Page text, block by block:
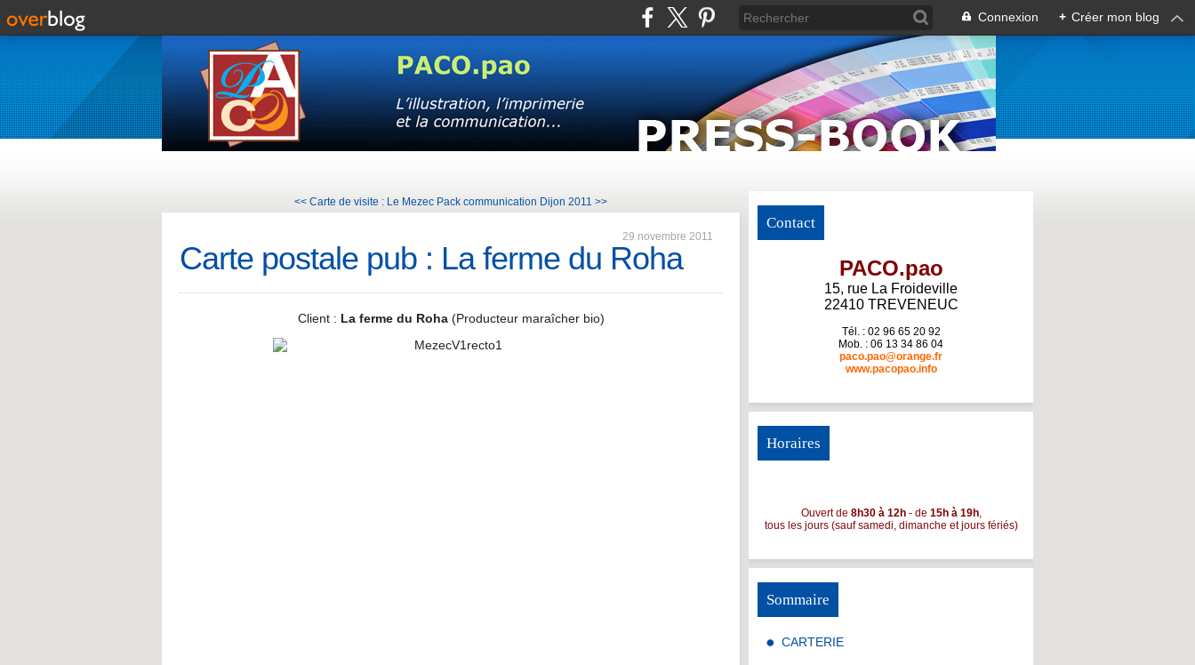
Connexion + Créer mon blog
<< Carte de visite : Le Mezec Pack communication Dijon 2011 >>
29 novembre 2011
Carte postale pub : La ferme du Roha
Client : La ferme du Roha(Producteur maraîcher bio)
Contact
PACO.pao
15, rue La Froideville
22410 TREVENEUC
Tél. : 02 96 65 20 92
Mob. : 06 13 34 86 04
paco.pao@orange.fr
www.pacopao.info
Horaires
Ouvert de 8h30 à 12h- de 15h à 19h,
tous les jours (sauf samedi, dimanche et jours fériés)
Sommaire
CARTERIE